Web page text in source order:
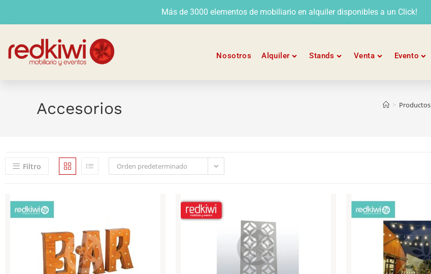
Más de 3000 elementos de mobiliario en alquiler disponibles a un Click!
Nosotros Alquiler Stands Venta Evento
Accesorios > Productos
Filtro Orden predeterminado